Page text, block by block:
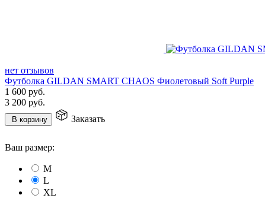
нет отзывов
Футболка GILDAN SMART CHAOS Фиолетовый Soft Purple
1 600 руб.
3 200 руб.
В корзину Заказать
Ваш размер:
M
L
XL